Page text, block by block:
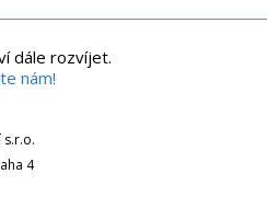
dále rozvíjet.
nám!
4